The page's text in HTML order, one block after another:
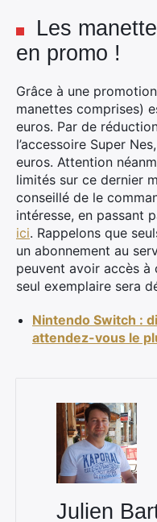
Les
en promo !
Grâce à une
manettes comprises)
euros. Par de
l’accessoire Super
euros. Attention
limités sur ce dernier
conseillé de le
intéresse, en passant
ici. Rappelons que
un abonnement au
peuvent avoir accès à
seul exemplaire sera
Nintendo Switch :
attendez-vous le
Julien